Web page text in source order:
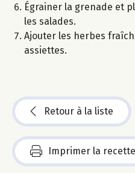
Égrainer la grenade et
les salades.
Ajouter les herbes
assiettes.
Retour à la liste
Imprimer la recette